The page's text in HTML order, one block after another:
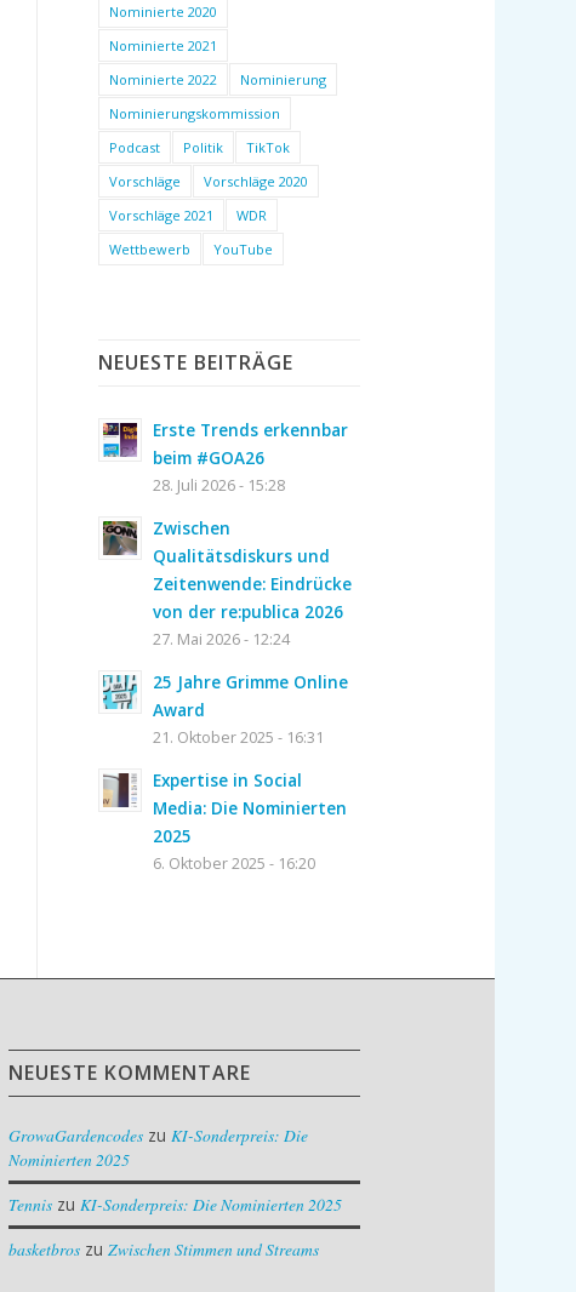
Nominierte 2020
Nominierte 2021
Nominierte 2022
Nominierung
Nominierungskommission
Podcast
Politik
TikTok
Vorschläge
Vorschläge 2020
Vorschläge 2021
WDR
Wettbewerb
YouTube
NEUESTE BEITRÄGE
Erste Trends erkennbar
beim #GOA26
28. Juli 2026 - 15:28
Zwischen
Qualitätsdiskurs und
Zeitenwende: Eindrücke
von der re:publica 2026
27. Mai 2026 - 12:24
25 Jahre Grimme Online
Award
21. Oktober 2025 - 16:31
Expertise in Social
Media: Die Nominierten
2025
6. Oktober 2025 - 16:20
NEUESTE KOMMENTARE
GrowaGardencodes zuKI-Sonderpreis: Die
Nominierten 2025
Tennis zuKI-Sonderpreis: Die Nominierten 2025
basketbros zuZwischen Stimmen und Streams